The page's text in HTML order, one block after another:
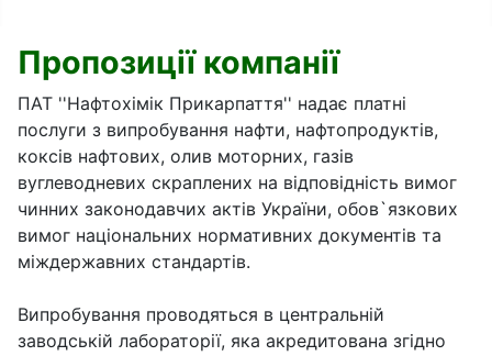
Пропозиції компанії
ПАТ ''Нафтохімік Прикарпаття'' надає платні
послуги з випробування нафти, нафтопродуктів,
коксів нафтових, олив моторних, газів
вуглеводневих скраплених на відповідність вимог
чинних законодавчих актів України, обов`язкових
вимог національних нормативних документів та
міждержавних стандартів.
Випробування проводяться в центральній
заводській лабораторії, яка акредитована згідно